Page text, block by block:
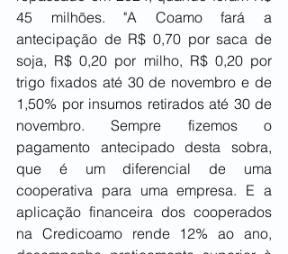
45 milhões. "A Coamo fará a
antecipação de R$ 0,70 por saca de
soja, R$ 0,20 por milho, R$ 0,20 por
trigo fixados até 30 de novembro e de
1,50% por insumos retirados até 30 de
novembro. Sempre fizemos o
pagamento antecipado desta sobra,
que é um diferencial de uma
cooperativa para uma empresa. E a
aplicação financeira dos cooperados
na Credicoamo rende 12% ao ano,